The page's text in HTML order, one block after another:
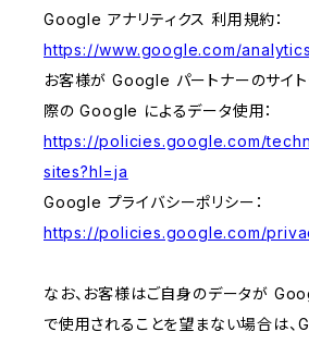
Google アナリティクス 利用規約：
https://www.google.com/
お客様が Google パートナーのサイト
際の Google によるデータ使用：
https://policies.google.com/
sites?hl=ja
Google プライバシーポリシー：
https://policies.google.com/
なお、お客様はご自身のデータが
で使用されることを望まない場合は